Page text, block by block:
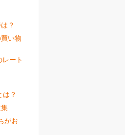
？
い物
ート
は？
がお